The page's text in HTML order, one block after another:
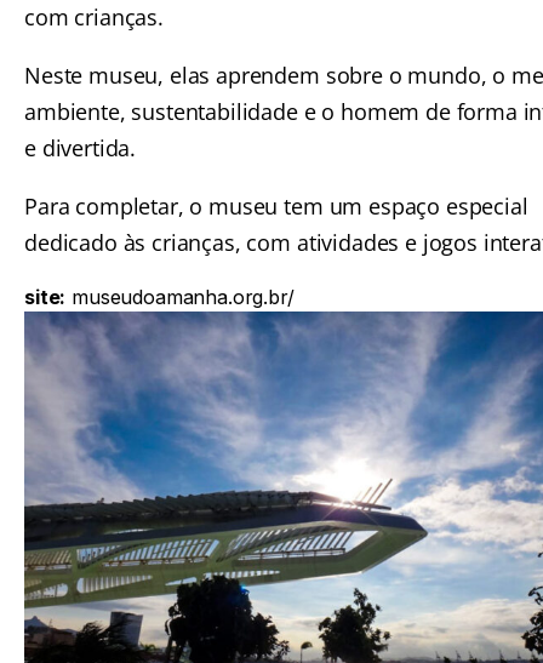
com crianças.
Neste museu, elas aprendem sobre o mundo, o
ambiente, sustentabilidade e o homem de forma
e divertida.
Para completar, o museu tem um espaço especial
dedicado às crianças, com atividades e jogos
site: museudoamanha.org.br/